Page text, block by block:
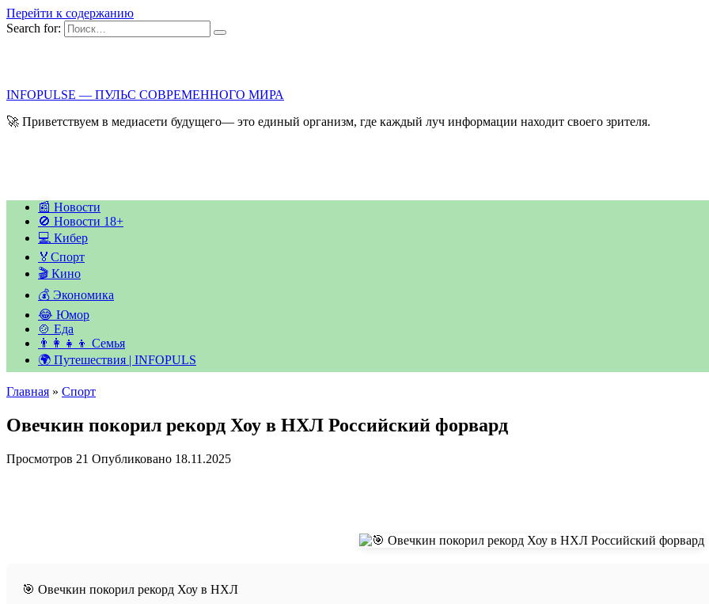
Перейти к содержанию
Search for:
INFOPULSE — ПУЛЬС СОВРЕМЕННОГО МИРА
🚀 Приветствуем в медиасети будущего— это единый организм, где каждый луч информации находит своего зрителя.
📰 Новости
🚫 Новости 18+
💻 Кибер
🏅Спорт
🎬 Кино
💰 Экономика
😂 Юмор
🍲 Еда
👨‍👩‍👧‍👦 Семья
🌍 Путешествия | INFOPULS
Главная » Спорт
Овечкин покорил рекорд Хоу в НХЛ Российский форвард
Просмотров 21 Опубликовано 18.11.2025
🎯 Овечкин покорил рекорд Хоу в НХЛ